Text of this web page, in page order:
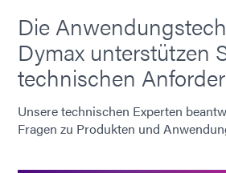
Die
Dymax unterstützen
technischen
Unsere technischen Experten
Fragen zu Produkten und